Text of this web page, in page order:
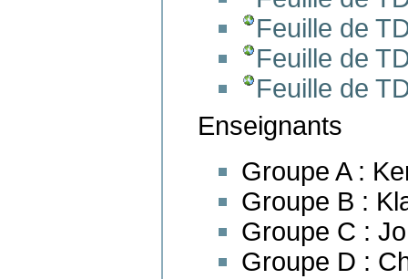
Feuille de
Feuille de
Feuille de
Enseignants
Groupe A :
Groupe B :
Groupe C :
Groupe D :